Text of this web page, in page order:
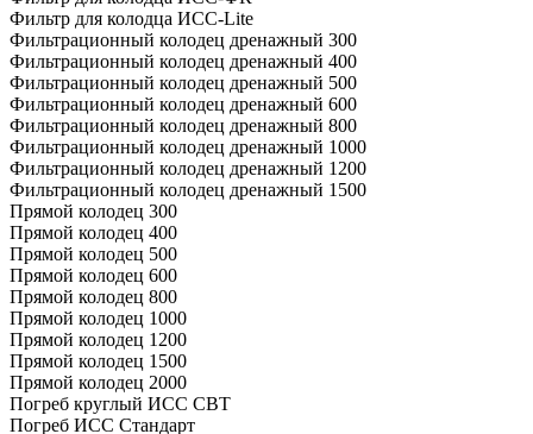
Фильтр для колодца ИСС-Lite
Фильтрационный колодец дренажный 300
Фильтрационный колодец дренажный 400
Фильтрационный колодец дренажный 500
Фильтрационный колодец дренажный 600
Фильтрационный колодец дренажный 800
Фильтрационный колодец дренажный 1000
Фильтрационный колодец дренажный 1200
Фильтрационный колодец дренажный 1500
Прямой колодец 300
Прямой колодец 400
Прямой колодец 500
Прямой колодец 600
Прямой колодец 800
Прямой колодец 1000
Прямой колодец 1200
Прямой колодец 1500
Прямой колодец 2000
Погреб круглый ИСС СВТ
Погреб ИСС Стандарт